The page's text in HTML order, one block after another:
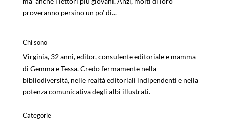
proveranno persino un po’ di...
Chi sono
Virginia, 32 anni, editor, consulente editoriale e mamma
di Gemma e Tessa. Credo fermamente nella
bibliodiversità, nelle realtà editoriali indipendenti e nella
potenza comunicativa degli albi illustrati.
Categorie